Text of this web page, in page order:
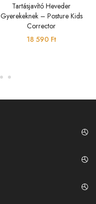
Tartásjavító Heveder
Gyerekeknek – Posture Kids
Corrector
18 590 Ft